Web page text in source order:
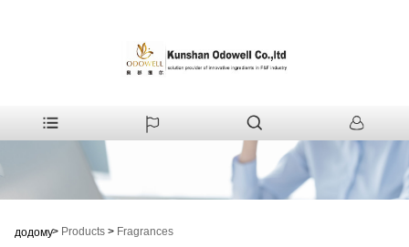
додому> Products > Fragrances